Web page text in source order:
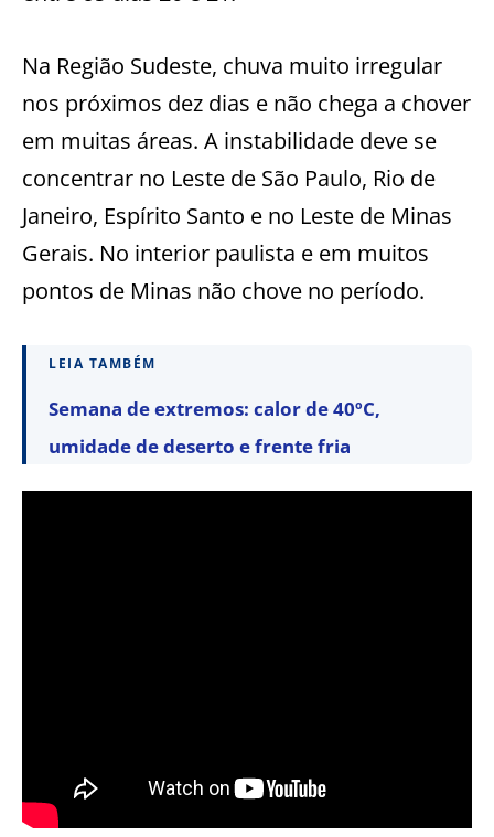
Na Região Sudeste, chuva muito irregular
nos próximos dez dias e não chega a chover
em muitas áreas. A instabilidade deve se
concentrar no Leste de São Paulo, Rio de
Janeiro, Espírito Santo e no Leste de Minas
Gerais. No interior paulista e em muitos
pontos de Minas não chove no período.
LEIA TAMBÉM
Semana de extremos: calor de 40ºC,
umidade de deserto e frente fria